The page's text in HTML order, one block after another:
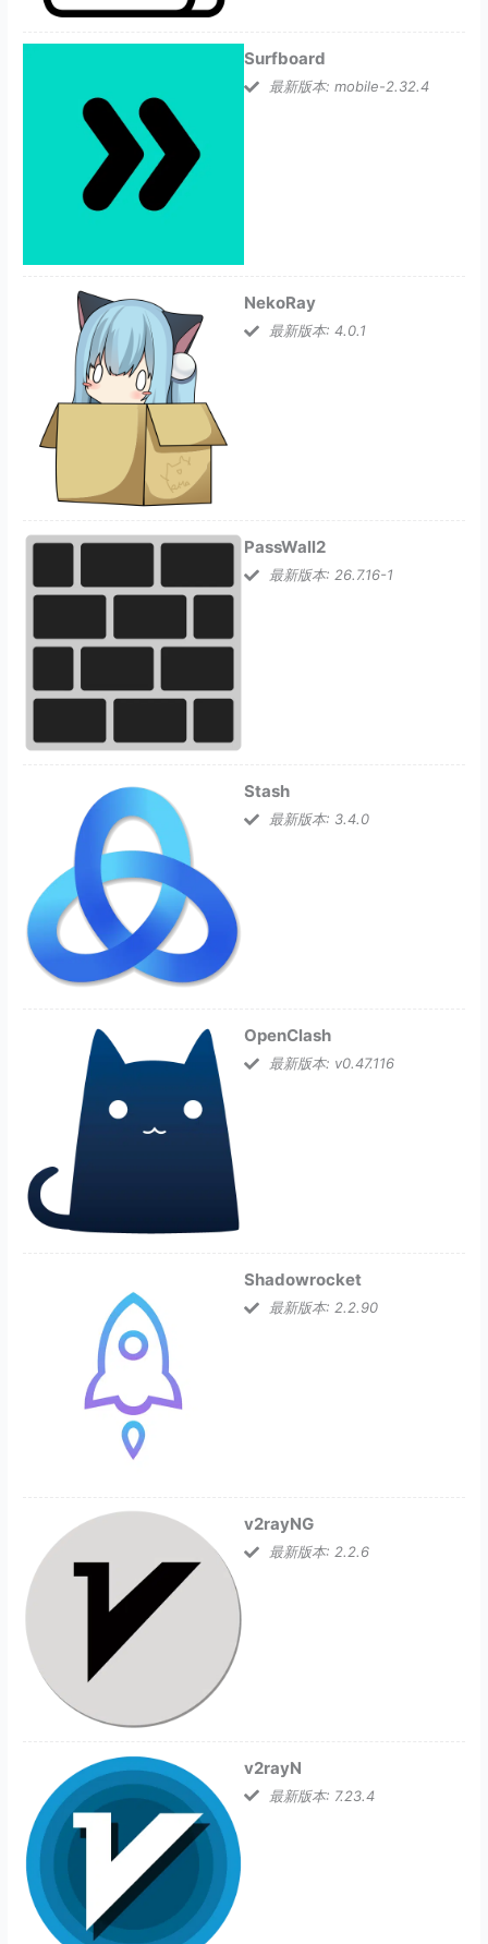
Surfboard
最新版本: mobile-2.32.4
NekoRay
最新版本: 4.0.1
PassWall2
最新版本: 26.7.16-1
Stash
最新版本: 3.4.0
OpenClash
最新版本: v0.47.116
Shadowrocket
最新版本: 2.2.90
v2rayNG
最新版本: 2.2.6
v2rayN
最新版本: 7.23.4